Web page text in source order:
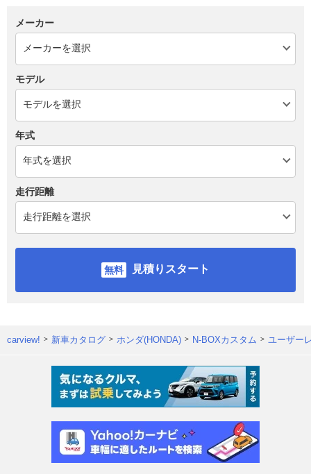
メーカー
モデル
年式
走行距離
見積りスタート
carview! 新車カタログ ホンダ(HONDA) N-BOXカスタム ユーザー